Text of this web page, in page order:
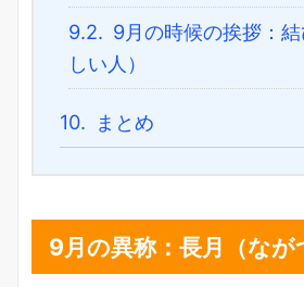
9.2. 9月の時候の挨拶：
しい人）
10. まとめ
9月の異称：長月（なが